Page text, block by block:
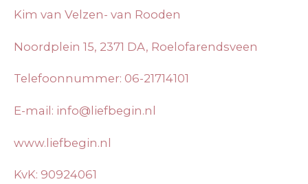
Kim van Velzen- van Rooden
Noordplein 15, 2371 DA, Roelofarendsveen
Telefoonnummer: 06-21714101
E-mail: info@liefbegin.nl
www.liefbegin.nl
KvK: 90924061